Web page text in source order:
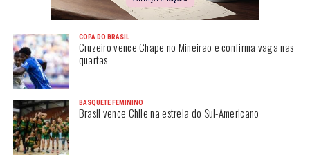
COPA DO BRASIL
Cruzeiro vence Chape no Mineirão e confirma vaga nas
quartas
BASQUETE FEMININO
Brasil vence Chile na estreia do Sul-Americano